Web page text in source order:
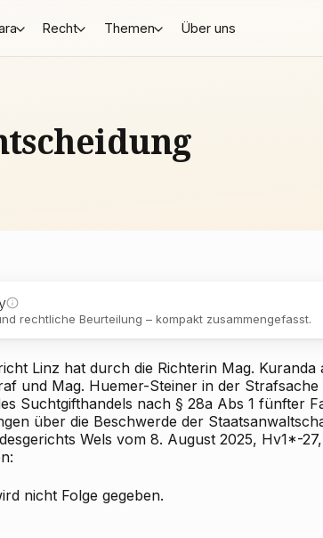
Recht Themen Über uns
rechtliche Beurteilung – kompakt zusammengefasst.
Linz hat durch die Richterin Mag. Kuranda
und Mag. Huemer-Steiner in der Strafsache
Suchtgifthandels nach § 28a Abs 1 fünfter
über die Beschwerde der
Wels vom 8. August 2025, Hv1*-
nicht Folge gegeben.